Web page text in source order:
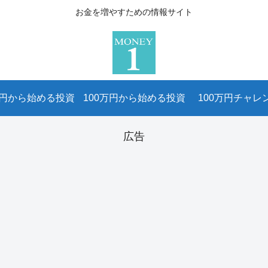
お金を増やすための情報サイト
から始める投資 100万円から始める投資 100万円チャレ
広告